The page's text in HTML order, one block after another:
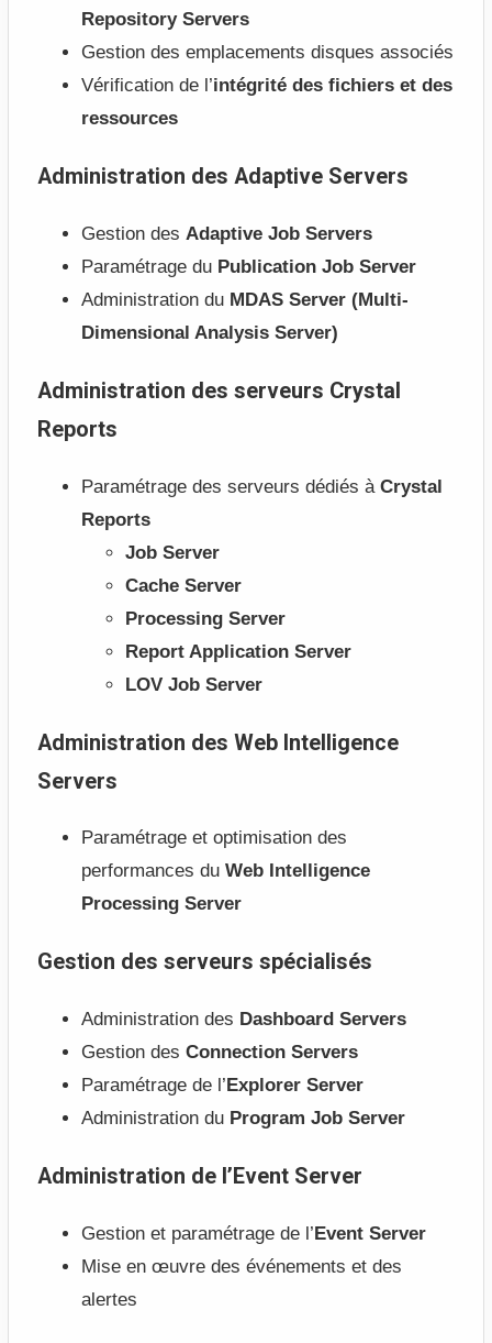
Repository Servers
Gestion des emplacements disques associés
Vérification de l’intégrité des fichiers et des
ressources
Administration des Adaptive Servers
Gestion des Adaptive Job Servers
Paramétrage du Publication Job Server
Administration du MDAS Server (Multi-
Dimensional Analysis Server)
Administration des serveurs Crystal
Reports
Paramétrage des serveurs dédiés à Crystal
Reports
Job Server
Cache Server
Processing Server
Report Application Server
LOV Job Server
Administration des Web Intelligence
Servers
Paramétrage et optimisation des
performances du Web Intelligence
Processing Server
Gestion des serveurs spécialisés
Administration des Dashboard Servers
Gestion des Connection Servers
Paramétrage de l’ Explorer Server
Administration du Program Job Server
Administration de l’Event Server
Gestion et paramétrage de l’Event Server
Mise en œuvre des événements et des
alertes